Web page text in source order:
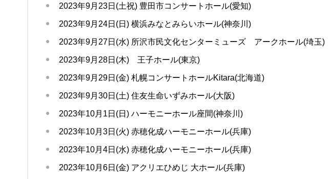
2023年9月23日(土祝) 豊田市コンサートホール(愛知)
2023年9月24日(日) 横浜みなとみらいホール(神奈川)
2023年9月27日(水) 所沢市民文化センターミューズ アークホール(埼玉)
2023年9月28日(木) 王子ホール(東京)
2023年9月29日(金) 札幌コンサートホールKitara(北海道)
2023年9月30日(土) 住友生命いずみホール(大阪)
2023年10月1日(日) ハーモニーホール座間(神奈川)
2023年10月3日(火) 赤穂化成ハーモニーホール(兵庫)
2023年10月4日(水) 赤穂化成ハーモニーホール(兵庫)
2023年10月6日(金) アクリエひめじ 大ホール(兵庫)